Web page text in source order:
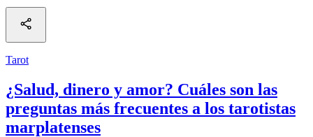
Tarot
¿Salud, dinero y amor? Cuáles son las
preguntas más frecuentes a los tarotistas
marplatenses